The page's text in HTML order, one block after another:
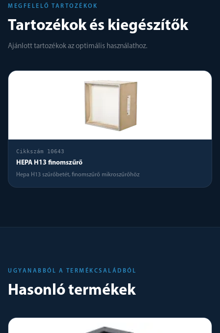
MEGFELELŐ TARTOZÉKOK
Tartozékok és kiegészítők
Ajánlott tartozékok az optimális használathoz.
Cikkszám 10643
HEPA H13 finomszűrő
Hepa H13 szűrőbetét, finomszűrő mikroszűrőhöz
UGYANABBÓL A TERMÉKCSALÁDBÓL
Hasonló termékek